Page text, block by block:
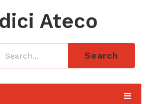
Ateco
Search